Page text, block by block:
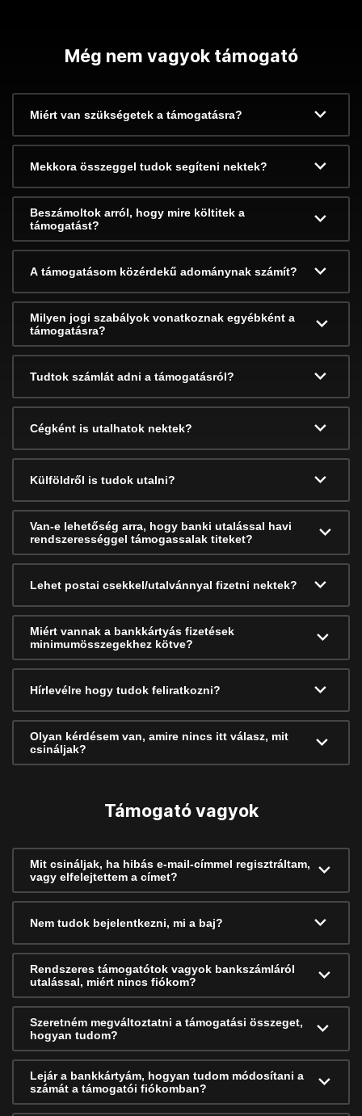
Még nem vagyok támogató
Miért van szükségetek a támogatásra?
Mekkora összeggel tudok segíteni nektek?
Beszámoltok arról, hogy mire költitek a
támogatást?
A támogatásom közérdekű adománynak számít?
Milyen jogi szabályok vonatkoznak egyébként a
támogatásra?
Tudtok számlát adni a támogatásról?
Cégként is utalhatok nektek?
Külföldről is tudok utalni?
Van-e lehetőség arra, hogy banki utalással havi
rendszerességgel támogassalak titeket?
Lehet postai csekkel/utalvánnyal fizetni nektek?
Miért vannak a bankkártyás fizetések
minimumösszegekhez kötve?
Hírlevélre hogy tudok feliratkozni?
Olyan kérdésem van, amire nincs itt válasz, mit
csináljak?
Támogató vagyok
Mit csináljak, ha hibás e-mail-címmel regisztráltam,
vagy elfelejtettem a címet?
Nem tudok bejelentkezni, mi a baj?
Rendszeres támogatótok vagyok bankszámláról
utalással, miért nincs fiókom?
Szeretném megváltoztatni a támogatási összeget,
hogyan tudom?
Lejár a bankkártyám, hogyan tudom módosítani a
számát a támogatói fiókomban?